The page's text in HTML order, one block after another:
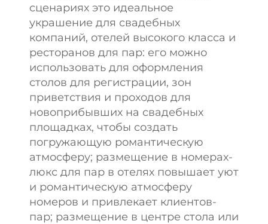
сценариях это идеальное
украшение для свадебных
компаний, отелей высокого класса и
ресторанов для пар: его можно
использовать для оформления
столов для регистрации, зон
приветствия и проходов для
новоприбывших на свадебных
площадках, чтобы создать
погружающую романтическую
атмосферу; размещение в номерах-
люкс для пар в отелях повышает уют
и романтическую атмосферу
номеров и привлекает клиентов-
пар; размещение в центре стола или